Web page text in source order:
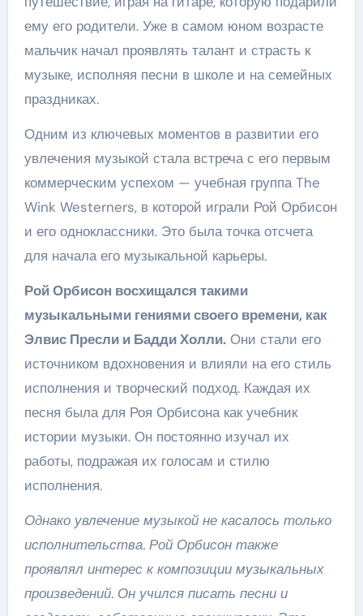
ему его родители. Уже в самом юном возрасте
мальчик начал проявлять талант и страсть к
музыке, исполняя песни в школе и на семейных
праздниках.
Одним из ключевых моментов в развитии его
увлечения музыкой стала встреча с его первым
коммерческим успехом — учебная группа The
Wink Westerners, в которой играли Рой Орбисон
и его одноклассники. Это была точка отсчета
для начала его музыкальной карьеры.
Рой Орбисон восхищался такими
музыкальными гениями своего времени, как
Элвис Пресли и Бадди Холли.Они стали его
источником вдохновения и влияли на его стиль
исполнения и творческий подход. Каждая их
песня была для Роя Орбисона как учебник
истории музыки. Он постоянно изучал их
работы, подражая их голосам и стилю
исполнения.
Однако увлечение музыкой не касалось только
исполнительства. Рой Орбисон также
проявлял интерес к композиции музыкальных
произведений. Он учился писать песни и